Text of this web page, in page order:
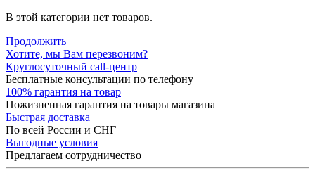
В этой категории нет товаров.
Продолжить
Хотите, мы Вам перезвоним?
Круглосуточный call-центр
Бесплатные консультации по телефону
100% гарантия на товар
Пожизненная гарантия на товары магазина
Быстрая доставка
По всей России и СНГ
Выгодные условия
Предлагаем сотрудничество